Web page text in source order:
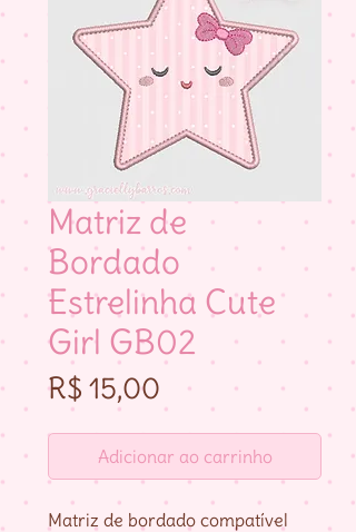
Matriz de
Bordado
Estrelinha Cute
Girl GB02
R$ 15,00 Preço
Adicionar ao carrinho
Matriz de bordado compatível